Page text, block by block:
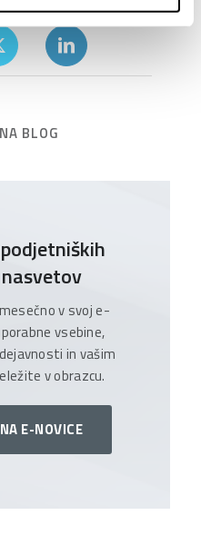
BLOG
v svoj e-
vsebine,
in vašim
v obrazcu.
E-NOVICE